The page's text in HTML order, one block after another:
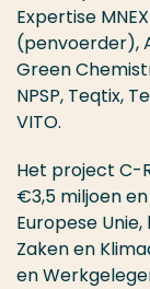
Expertise
(penvoerder),
Green
NPSP, Teqtix,
VITO.
Het project C-
€3,5 miljoen
Europese
Zaken en
en